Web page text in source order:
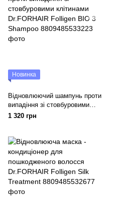
Новинка
Відновлюючий шампунь проти
випадіння зі стовбуровими
клітинами Dr.FORHAIR Folligen
1 320 грн